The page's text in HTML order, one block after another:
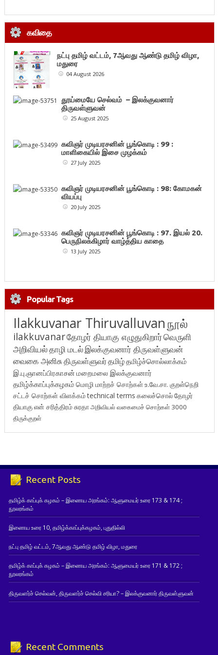
கவிதை
நட்பு தமிழ் வட்டம், 7ஆவது ஆண்டு தமிழ் விழா,
மதுரை
04 August 2026
தூய்மையே செல்வம் – இலக்குவனார்
திருவள்ளுவன்
25 August 2025
கவிஞர் முடியரசனின் பூங்கொடி : 99 :
மாளிகையில் இசை முழக்கம்
27 July 2025
கவிஞர் முடியரசனின் பூங்கொடி : 98: கோமகன்
வியப்பு
20 July 2025
கவிஞர் முடியரசனின் பூங்கொடி : 97. இயல் 20.
பெருநிலக்கிழார் வாழ்த்திய காதை
13 July 2025
Popular Tags
Ilakkuvanar Thiruvalluvanநூல்
ilakkuvanarதோழர் தியாகு எழுதுகிறார்வெருளி
அறிவியல்தாழி மடல்இலக்குவனார் திருவள்ளுவன்
வைகை அனிசுதிருவள்ளுவர்தமிழ்தமிழ்ச்சொல்லாக்கம்
இ.பு.ஞானப்பிரகாசன் மறைமலை இலக்குவனார்
தமிழ்க்காப்புக்கழகம் மொழி மாற்றச் சொற்கள்உ.வே.சா. குறள்நெறி
சட்டச் சொற்கள் விளக்கம்technical terms கலைச்சொல்தோழர்
தியாகுஎன் சரித்திரம்சுரதாஅறிவியல் வகைமைச் சொற்கள் 3000
திருக்குறள்
Recent Posts
தமிழ்க் காப்புக் கழகம் – இணைய அரங்கம்: ஆளுமையர் உரை 173 & 174 ;
நூலரங்கம்
இணைய உரை 10, தமிழ்க்காப்புக்கழகம், புதுதில்லி
நட்பு தமிழ் வட்டம், 7ஆவது ஆண்டு தமிழ் விழா, மதுரை
தமிழ்க் காப்புக் கழகம் – இணைய அரங்கம்: ஆளுமையர் உரை 171 & 172 ;
நூலரங்கம்
திருவளர்ச் செல்வன், திருவளர்ச் செல்வி சரியா? – இலக்குவனார் திருவள்ளுவன்
Recent Comments